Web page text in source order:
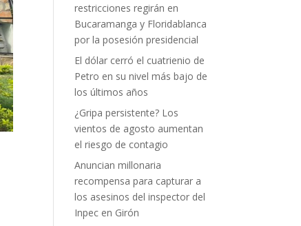
restricciones regirán en
Bucaramanga y Floridablanca
por la posesión presidencial
El dólar cerró el cuatrienio de
Petro en su nivel más bajo de
los últimos años
¿Gripa persistente? Los
vientos de agosto aumentan
el riesgo de contagio
Anuncian millonaria
recompensa para capturar a
los asesinos del inspector del
Inpec en Girón